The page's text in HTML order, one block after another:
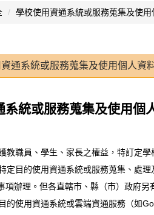
學校使用資通系統或服務蒐集及使
通系統或服務蒐集及使用個人資
系統或服務蒐集及使用個
職員、學生、家長之權益，特訂定學
目的使用資通系統或服務蒐集、處理
項辦理。但各直轄市、縣（市）政府另
使用資通系統或雲端資通服務（如